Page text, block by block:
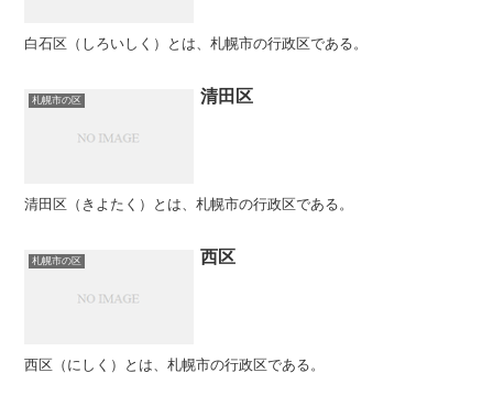
白石区（しろいしく）とは、札幌市の行政区である。
札幌市の区 清田区
清田区（きよたく）とは、札幌市の行政区である。
札幌市の区 西区
西区（にしく）とは、札幌市の行政区である。